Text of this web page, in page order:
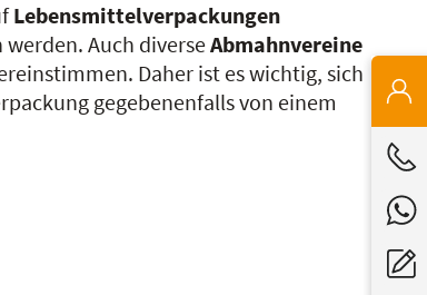
Lebensmittelverpackungen
Auch diverseAbmahnvereine
Daher ist es wichtig, sich
gegebenenfalls von einem